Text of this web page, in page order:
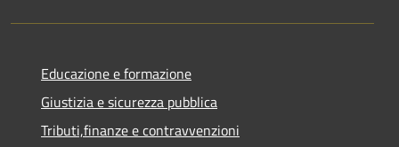
Educazione e formazione
Giustizia e sicurezza pubblica
Tributi,finanze e contravvenzioni